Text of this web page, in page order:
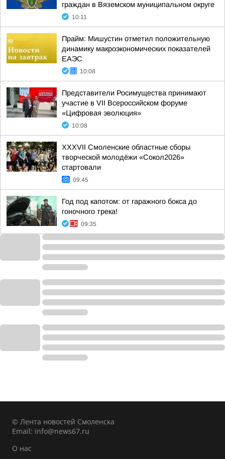
граждан в Вяземском муниципальном округе
10:11
Прайм: Мишустин отметил положительную
динамику макроэкономических показателей
ЕАЭС
10:08
Представители Росимущества принимают
участие в VII Всероссийском форуме
«Цифровая эволюция»
10:08
XXXVII Смоленские областные сборы
творческой молодёжи «Сокол2026»
стартовали
09:45
Год под капотом: от гаражного бокса до
гоночного трека!
09:35
© Лента новостей Смоленска
Email: info@news67.ru
О нас